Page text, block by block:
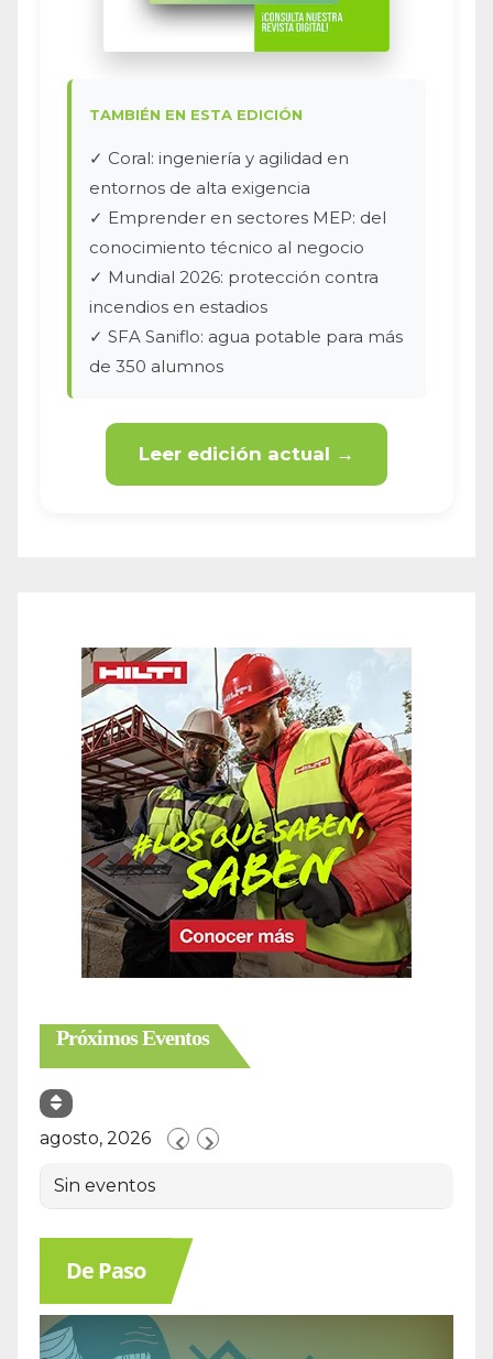
TAMBIÉN EN ESTA EDICIÓN
✓ Coral: ingeniería y agilidad en
entornos de alta exigencia
✓ Emprender en sectores MEP: del
conocimiento técnico al negocio
✓ Mundial 2026: protección contra
incendios en estadios
✓ SFA Saniflo: agua potable para más
de 350 alumnos
Leer edición actual →
Próximos Eventos
agosto, 2026
Sin eventos
De Paso